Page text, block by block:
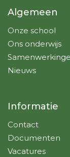
Algemeen
Onze school
Ons onderwijs
Nieuws
Informatie
Contact
Documenten
Vacatures